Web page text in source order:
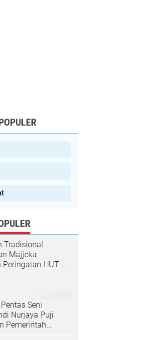
Tradisional
Majjeka
HUT RI
Seni
Nurjaya Puji
Pemerintah